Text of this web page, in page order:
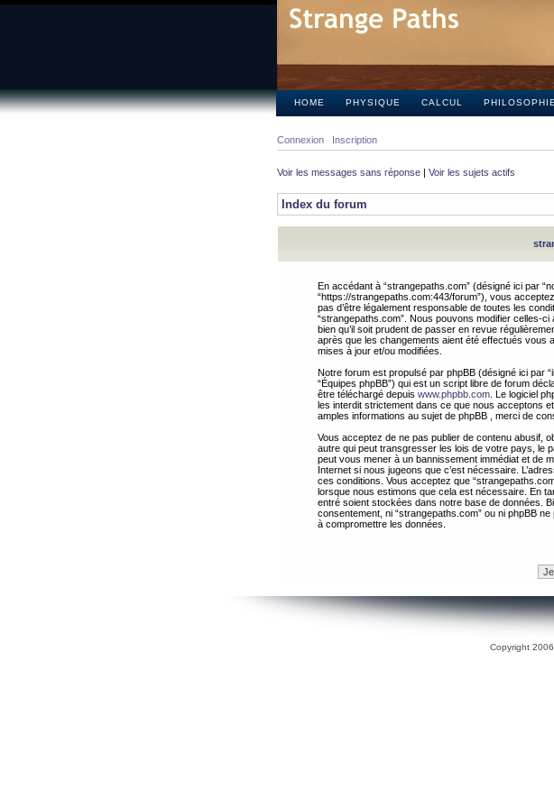
HOME PHYSIQUE CALCUL PHILOSOPHIE
Connexion Inscription
Voir les messages sans réponse | Voir les sujets actifs
Index du forum
En accédant à “strangepaths.com” (désigné ici par
“https://strangepaths.com:443/forum”), vous
pas d’être légalement responsable de toutes les
“strangepaths.com”. Nous pouvons modifier celles-
bien qu’il soit prudent de passer en revue
après que les changements aient été effectués vous
mises à jour et/ou modifiées.
Notre forum est propulsé par phpBB (désigné ici par
“Équipes phpBB”) qui est un script libre de forum
être téléchargé depuis www.phpbb.com . Le logiciel
les interdit strictement dans ce que nous acceptons
amples informations au sujet de phpBB , merci de
Vous acceptez de ne pas publier de contenu abusif,
autre qui peut transgresser les lois de votre pays, le
peut vous mener à un bannissement immédiat et de
Internet si nous jugeons que c’est nécessaire.
ces conditions. Vous acceptez que
lorsque nous estimons que cela est nécessaire. En
entré soient stockées dans notre base de données.
consentement, ni “strangepaths.com” ou ni phpBB
à compromettre les données.
Copyright